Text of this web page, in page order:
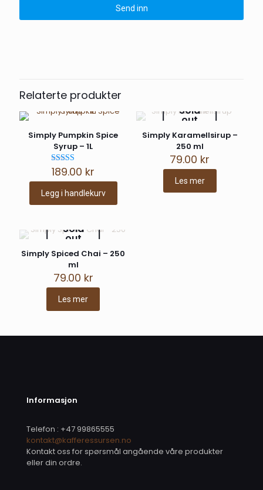
Relaterte produkter
Simply Pumpkin Spice
Syrup – 1L
Vurdert
5.00
189.00 kr
Legg i handlekurv
Sold
out
Simply Karamellsirup –
250 ml
79.00 kr
Les mer
Sold
out
Simply Spiced Chai – 250
ml
79.00 kr
Les mer
Informasjon
Telefon : +47 99865555
kontakt@kafferessursen.no
Kontakt oss for spørsmål angående våre produkter
eller din ordre.